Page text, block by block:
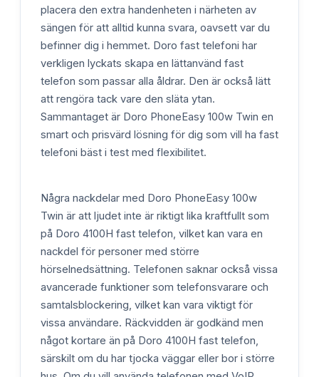
placera den extra handenheten i närheten av
sängen för att alltid kunna svara, oavsett var du
befinner dig i hemmet. Doro fast telefoni har
verkligen lyckats skapa en lättanvänd fast
telefon som passar alla åldrar. Den är också lätt
att rengöra tack vare den släta ytan.
Sammantaget är Doro PhoneEasy 100w Twin en
smart och prisvärd lösning för dig som vill ha fast
telefoni bäst i test med flexibilitet.
Några nackdelar med Doro PhoneEasy 100w
Twin är att ljudet inte är riktigt lika kraftfullt som
på Doro 4100H fast telefon, vilket kan vara en
nackdel för personer med större
hörselnedsättning. Telefonen saknar också vissa
avancerade funktioner som telefonsvarare och
samtalsblockering, vilket kan vara viktigt för
vissa användare. Räckvidden är godkänd men
något kortare än på Doro 4100H fast telefon,
särskilt om du har tjocka väggar eller bor i större